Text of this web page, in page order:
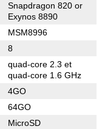
Snapdragon 820 or
Exynos 8890
MSM8996
8
quad-core 2.3 et
quad-core 1.6 GHz
4GO
64GO
MicroSD